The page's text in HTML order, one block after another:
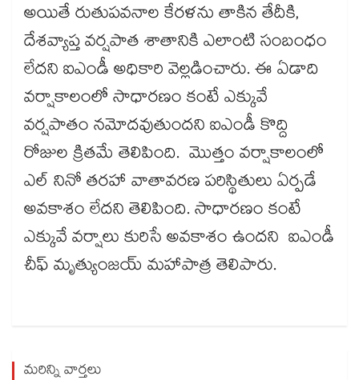
అయితే రుతుపవనాల కేరళను తాకిన తేదీకి,
దేశవ్యాప్త వర్షపాత శాతానికి ఎలాంటి సంబంధం
లేదని ఐఎండీ అధికారి వెల్లడించారు. ఈ ఏడాది
వర్షాకాలంలో సాధారణం కంటే ఎక్కువే
వర్షపాతం నమోదవుతుందని ఐఎండీ కొద్ది
రోజుల క్రితమే తెలిపింది. మొత్తం వర్షాకాలంలో
ఎల్ నినో తరహా వాతావరణ పరిస్థితులు ఏర్పడే
అవకాశం లేదని తెలిపింది. సాధారణం కంటే
ఎక్కువే వర్షాలు కురిసే అవకాశం ఉందని ఐఎండీ
చీఫ్ మృత్యుంజయ్ మహాపాత్ర తెలిపారు.
మరిన్ని వార్తలు